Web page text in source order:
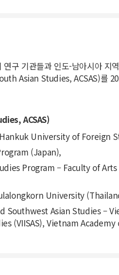
구 기관들과 인도-남아시아 지
Asian Studies, ACSAS)를
ACSAS)
University of Foreign
(Japan),
Program – Faculty of
University
Southwest Asian Studies –
Vietnam Academy